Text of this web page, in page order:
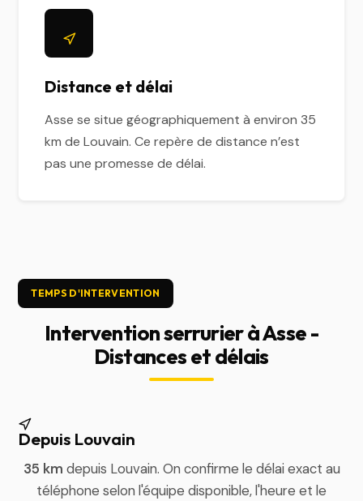
Distance et délai
Asse se situe géographiquement à environ 35
km de Louvain. Ce repère de distance n’est
pas une promesse de délai.
TEMPS D'INTERVENTION
Intervention serrurier à Asse -
Distances et délais
Depuis Louvain
35 km depuis Louvain. On confirme le délai exact au
téléphone selon l'équipe disponible, l'heure et le